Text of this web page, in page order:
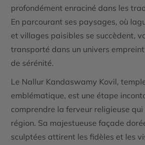
profondément enraciné dans les
En parcourant ses paysages, où
et villages paisibles se succèdent,
transporté dans un univers
de sérénité.
Le Nallur Kandaswamy Kovil,
emblématique, est une étape
comprendre la ferveur religieuse
région. Sa majestueuse façade
sculptées attirent les fidèles et les